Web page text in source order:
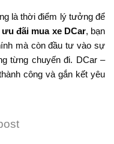
là thời điểm lý tưởng để
ưu đãi mua xe DCar, bạn
mà còn đầu tư vào sự
từng chuyến đi. DCar –
công và gắn kết yêu